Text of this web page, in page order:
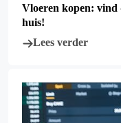
Vloeren kopen: vind
huis!
Lees verder